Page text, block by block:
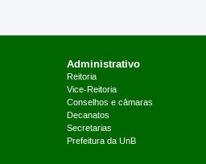
Administrativo
Reitoria
Vice-Reitoria
Conselhos e câmaras
Decanatos
Secretarias
Prefeitura da UnB